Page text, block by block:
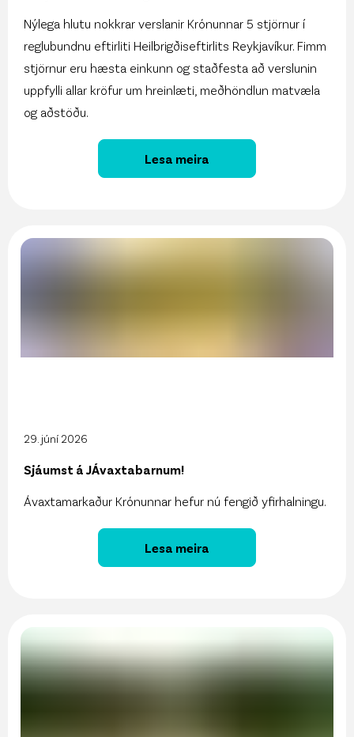
Nýlega hlutu nokkrar verslanir Krónunnar 5 stjörnur í
reglubundnu eftirliti Heilbrigðiseftirlits Reykjavíkur. Fimm
stjörnur eru hæsta einkunn og staðfesta að verslunin
uppfylli allar kröfur um hreinlæti, meðhöndlun matvæla
og aðstöðu.
Lesa meira
29. júní 2026
Sjáumst á JÁvaxtabarnum!
Ávaxtamarkaður Krónunnar hefur nú fengið yfirhalningu.
Lesa meira